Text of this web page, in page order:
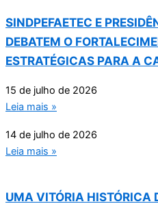
SINDPEFAETEC E
DEBATEM O
ESTRATÉGICAS PARA A
15 de julho de 2026
Leia mais »
14 de julho de 2026
Leia mais »
UMA VITÓRIA HISTÓRICA